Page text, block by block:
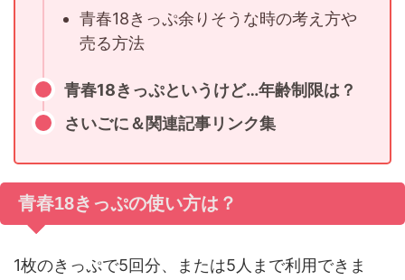
青春18きっぷ余りそうな時の考え方や
売る方法
青春18きっぷというけど…年齢制限は？
さいごに＆関連記事リンク集
青春18きっぷの使い方は？
1枚のきっぷで5回分、または5人まで利用できま